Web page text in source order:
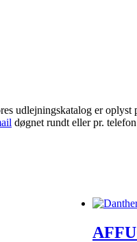
udlejningskatalog er
døgnet rundt eller pr.